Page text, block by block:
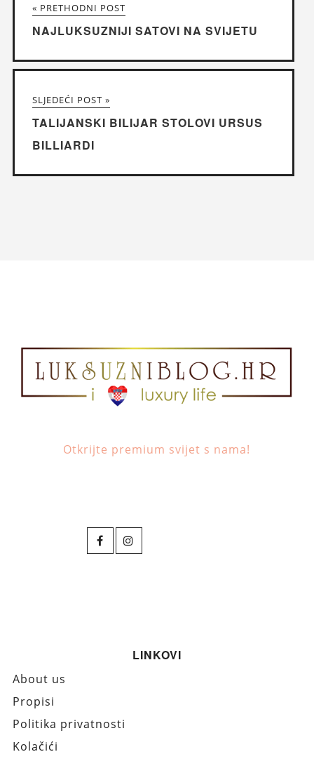
« PRETHODNI POST
NAJLUKSUZNIJI SATOVI NA SVIJETU
SLJEDEĆI POST »
TALIJANSKI BILIJAR STOLOVI URSUS
BILLIARDI
Otkrijte premium svijet s nama!
LINKOVI
About us
Propisi
Politika privatnosti
Kolačići